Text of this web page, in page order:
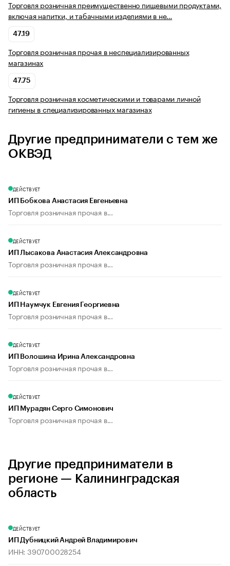
Торговля розничная преимущественно пищевыми продуктами,
включая напитки, и табачными изделиями в не…
47.19
Торговля розничная прочая в неспециализированных
магазинах
47.75
Торговля розничная косметическими и товарами личной
гигиены в специализированных магазинах
Другие предприниматели с тем же
ОКВЭД
ДЕЙСТВУЕТ
ИП Бобкова Анастасия Евгеньевна
Торговля розничная прочая в...
ДЕЙСТВУЕТ
ИП Лысакова Анастасия Александровна
Торговля розничная прочая в...
ДЕЙСТВУЕТ
ИП Наумчук Евгения Георгиевна
Торговля розничная прочая в...
ДЕЙСТВУЕТ
ИП Волошина Ирина Александровна
Торговля розничная прочая в...
ДЕЙСТВУЕТ
ИП Мурадян Серго Симонович
Торговля розничная прочая в...
Другие предприниматели в
регионе — Калининградская
область
ДЕЙСТВУЕТ
ИП Дубницкий Андрей Владимирович
ИНН: 390700028254